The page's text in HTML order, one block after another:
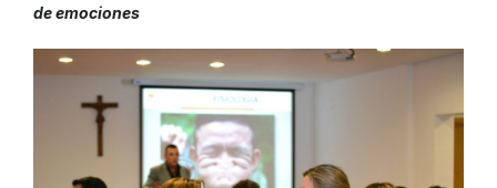
de emociones